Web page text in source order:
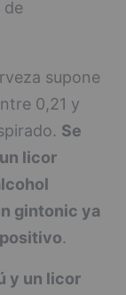
supone
0,21 y
Se
licor
gintonic ya
.
y un licor